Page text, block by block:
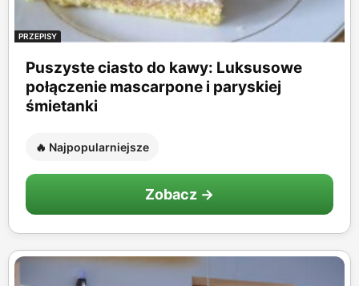
PRZEPISY
Puszyste ciasto do kawy: Luksusowe
połączenie mascarpone i paryskiej
śmietanki
🔥 Najpopularniejsze
Zobacz →